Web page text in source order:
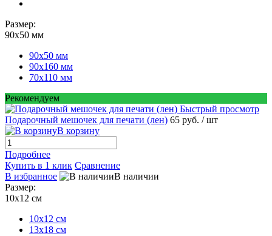
Размер:
90х50 мм
90х50 мм
90х160 мм
70х110 мм
Рекомендуем
Быстрый просмотр
Подарочный мешочек для печати (лен) 65 руб. / шт
В корзину
Подробнее
Купить в 1 клик Сравнение
В избранное
В наличии
Размер:
10х12 см
10х12 см
13х18 см